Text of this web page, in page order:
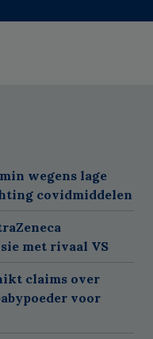
wegens lage
covidmiddelen
met rivaal VS
claims over
voor